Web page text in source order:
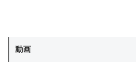
動画